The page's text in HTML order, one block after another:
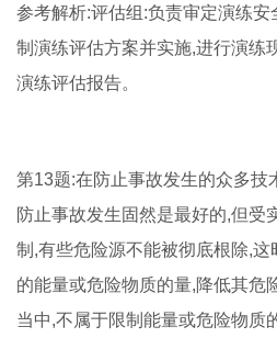
参考解析:评估组:负责审定演练
制演练评估方案并实施,进行演练
演练评估报告。
第13题:在防止事故发生的众多技
防止事故发生固然是最好的,但受
制,有些危险源不能被彻底根除,
的能量或危险物质的量,降低其危
当中,不属于限制能量或危险物质